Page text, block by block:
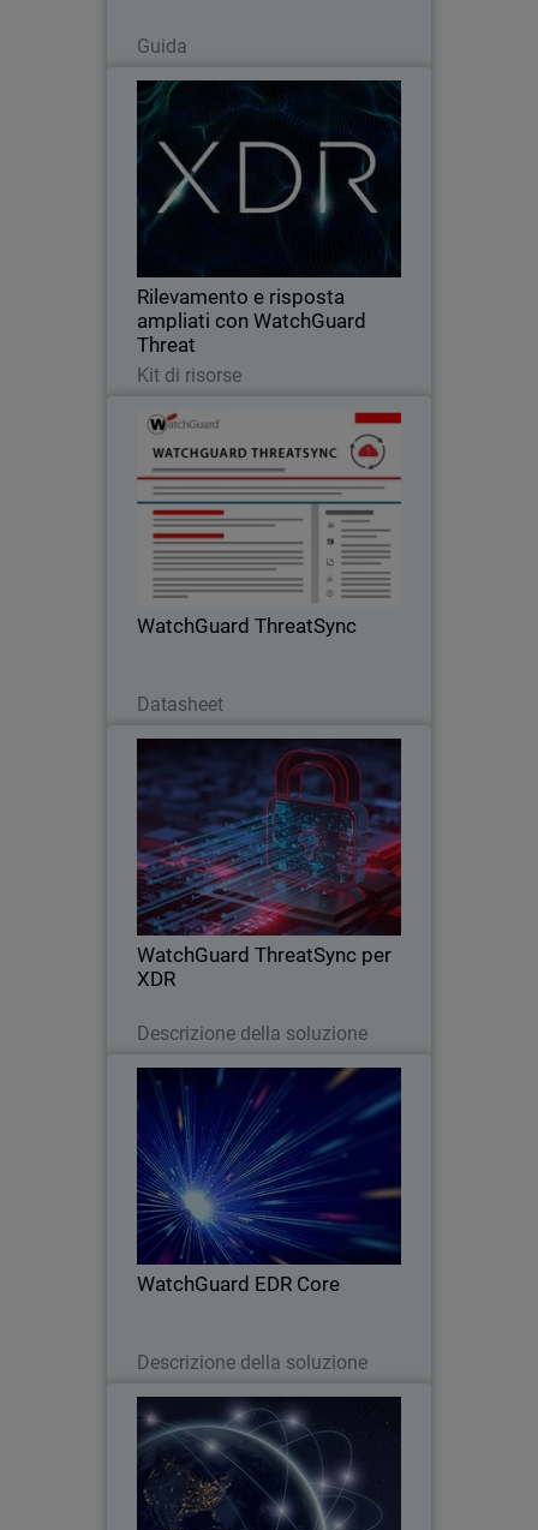
Guida
Rilevamento e risposta
ampliati con WatchGuard
Threat
Kit di risorse
Rilevamento e risposta ampliati
con WatchGuard Threat
Accedi al mondo XDR con WatchGuard
ThreatSync e sperimenta la sicurezza
moderna. Semplifica la protezione e
SyncMaggiori informazioni
WatchGuard ThreatSync
Datasheet
WatchGuard ThreatSync
Dota il tuo team di sicurezza di capacità
XDR per centralizzare i rilevamenti e
orchestrare la risposta alle minacce con
WatchGuard ThreatSync
WatchGuard ThreatSync per
XDR
Descrizione della soluzione
WatchGuard ThreatSync per
XDR
Body
WatchGuard ThreatSync è una
soluzione integrata basata sul cloud per
applicare una potente protezione XDR a
tutti gli ambienti, gli utenti e i dispositivi.
Thumbnail
WatchGuard EDR Core
Descrizione della soluzione
WatchGuard EDR Core
EDR Core contrasta efficacemente le
minacce avanzate grazie al
coordinamento del rilevamento e della
risposta tra rete ed endpoint.
Thumbnail
I principali motivi per scegliere
WatchGuard
Una nuova interpretazione della
sicurezza che incorpora un approccio